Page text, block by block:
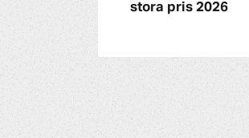
stora pris 2026